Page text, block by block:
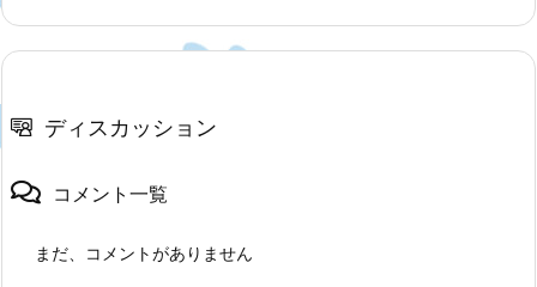
ディスカッション
コメント一覧
まだ、コメントがありません